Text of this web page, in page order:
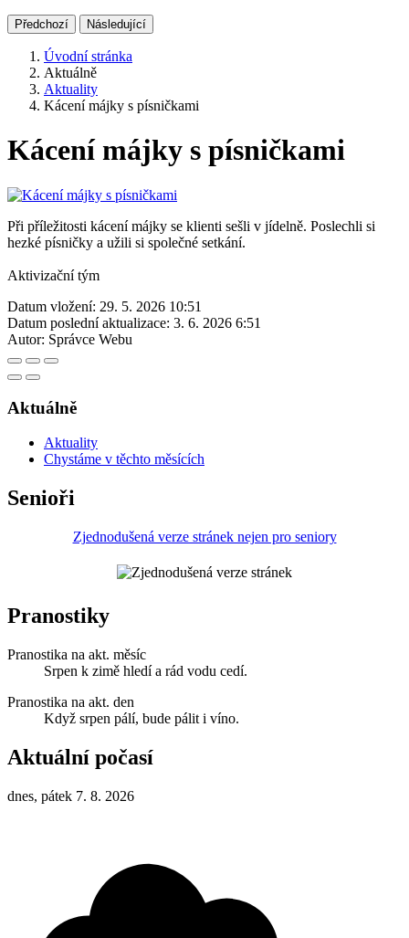
Předchozí Následující
Úvodní stránka
Aktuálně
Aktuality
Kácení májky s písničkami
Kácení májky s písničkami
Při příležitosti kácení májky se klienti sešli v jídelně. Poslechli si
hezké písničky a užili si společné setkání.
Aktivizační tým
Datum vložení: 29. 5. 2026 10:51
Datum poslední aktualizace: 3. 6. 2026 6:51
Autor: Správce Webu
Aktuálně
Aktuality
Chystáme v těchto měsících
Senioři
Zjednodušená verze stránek nejen pro seniory
Pranostiky
Pranostika na akt. měsíc
Srpen k zimě hledí a rád vodu cedí.
Pranostika na akt. den
Když srpen pálí, bude pálit i víno.
Aktuální počasí
dnes, pátek 7. 8. 2026